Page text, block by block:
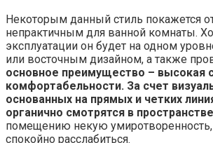
Некоторым данный стиль покажется
непрактичным для ванной комнаты.
эксплуатации он будет на одном
или восточным дизайном, а также
основное преимущество – высокая
комфортабельности. За счет
основанных на прямых и четких
органично смотрятся в
помещению некую
спокойно расслабиться.